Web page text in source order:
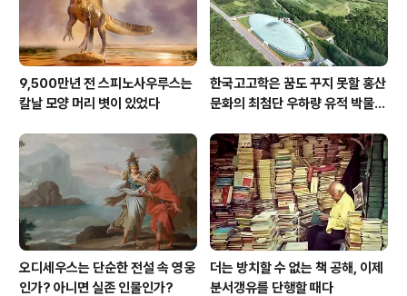
9,500만년 전 스피노사우루스는
칼날 모양 머리 볏이 있었다
한국고고학은 꿈도 꾸지 못할 홍산
문화의 최첨단 우하량 유적 박물관
오디세우스는 단순한 전설 속 영웅
인가? 아니면 실존 인물인가?
더는 방치할 수 없는 책 공해, 이제
분서갱유를 단행할 때다